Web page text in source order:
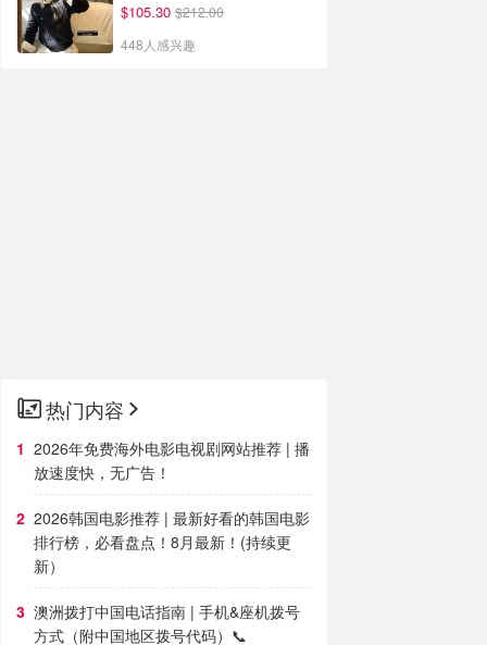
$105.30 $212.00
448人感兴趣
热门内容
2026年免费海外电影电视剧网站推荐 | 播
放速度快，无广告！
2026韩国电影推荐 | 最新好看的韩国电影
排行榜，必看盘点！8月最新！(持续更
新）
澳洲拨打中国电话指南 | 手机&座机拨号
方式（附中国地区拨号代码）📞